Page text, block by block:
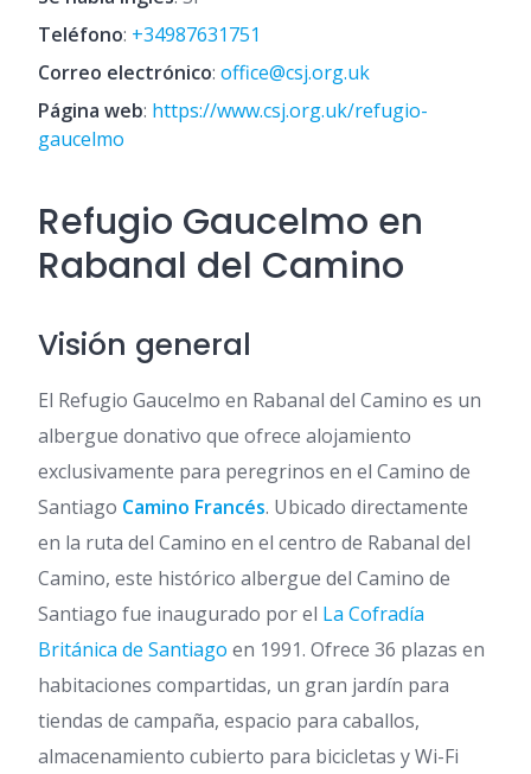
Teléfono: +34987631751
Correo electrónico: office@csj.org.uk
Página web: https://www.csj.org.uk/refugio-
gaucelmo
Refugio Gaucelmo en
Rabanal del Camino
Visión general
El Refugio Gaucelmo en Rabanal del Camino es un
albergue donativo que ofrece alojamiento
exclusivamente para peregrinos en el Camino de
Santiago Camino Francés. Ubicado directamente
en la ruta del Camino en el centro de Rabanal del
Camino, este histórico albergue del Camino de
Santiago fue inaugurado por el La Cofradía
Británica de Santiago en 1991. Ofrece 36 plazas en
habitaciones compartidas, un gran jardín para
tiendas de campaña, espacio para caballos,
almacenamiento cubierto para bicicletas y Wi-Fi